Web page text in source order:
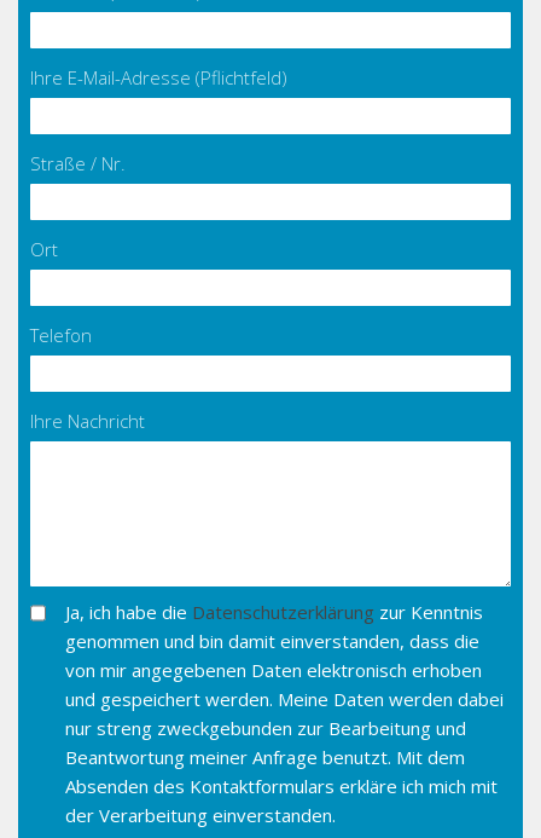
Ihre E-Mail-Adresse (Pflichtfeld)
Straße / Nr.
Ort
Telefon
Ihre Nachricht
Ja, ich habe die Datenschutzerklärung zur Kenntnis
genommen und bin damit einverstanden, dass die
von mir angegebenen Daten elektronisch erhoben
und gespeichert werden. Meine Daten werden dabei
nur streng zweckgebunden zur Bearbeitung und
Beantwortung meiner Anfrage benutzt. Mit dem
Absenden des Kontaktformulars erkläre ich mich mit
der Verarbeitung einverstanden.